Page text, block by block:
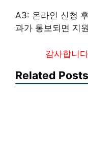
A3: 온라인 신청
과가 통보되면 지
감사합니
Related